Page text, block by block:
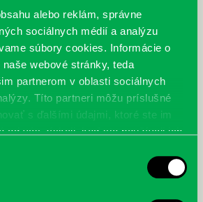
alebo reklám, správne
sociálnych médií a analýzu
súbory cookies. Informácie o
webové stránky, teda
partnerom v oblasti sociálnych
Títo partneri môžu príslušné
s ďalšími údajmi, ktoré ste im
od vás získali, keď ste používali ich